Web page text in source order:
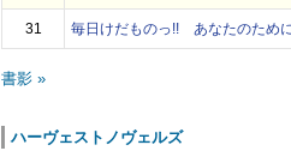
31 毎日けだものっ!! あなたのため
書影 »
ハーヴェストノヴェルズ